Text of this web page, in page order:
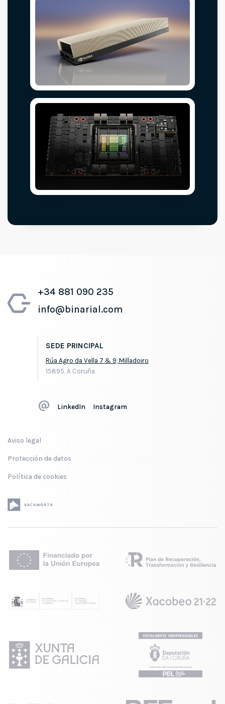
+34 881 090 235
info@binarial.com
SEDE PRINCIPAL
Rúa Agro da Vella 7 & 9, Milladoiro
15895, A Coruña
LinkedIn Instagram
Aviso legal
Protección de datos
Política de cookies